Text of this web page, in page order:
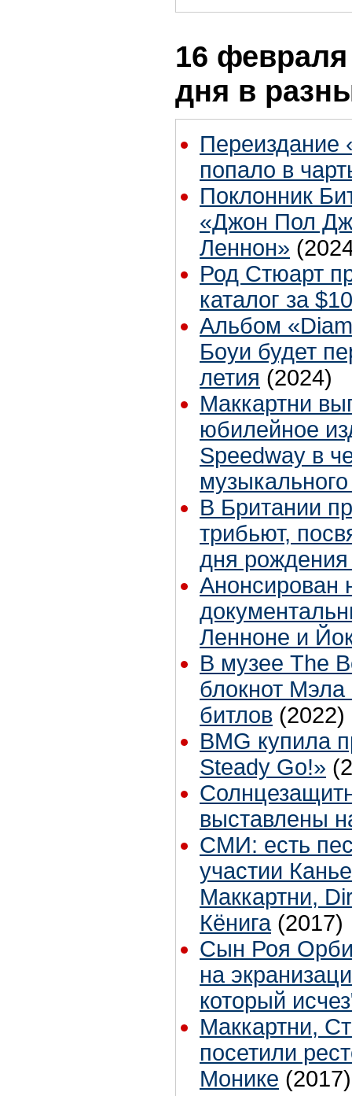
16 февраля
дня в
Переиздание
попало в
Поклонник
«Джон Пол
Леннон»
Род Стюарт
каталог за
Альбом
Боуи будет
летия (2024)
Маккартни
юбилейное
Speedway в
В Британии
трибьют,
дня
Анонсирован
Ленноне и
В музее The
блокнот
битлов (2022)
BMG купила
Steady Go!»
выставлены
СМИ: есть
участии
Маккартни,
Кёнига (2017)
Сын Роя
на
который
Маккартни,
посетили
Монике (2017)